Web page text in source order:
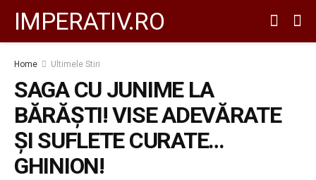
IMPERATIV.RO
Home Ultimele Stiri
SAGA CU JUNIME LA
BĂRĂȘTI! VISE ADEVĂRATE
ȘI SUFLETE CURATE…
GHINION!